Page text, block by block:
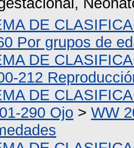
DE
Por grupos de
DE
212
DE
290 Ojo > WW